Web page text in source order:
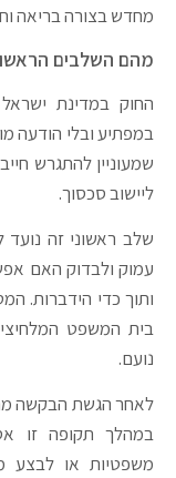
מחדש בצורה בריאה
מהם השלבים
החוק במדינת
במפתיע ובלי הודעה
שמעוניין להתגרש
ליישוב סכסוך.
שלב ראשוני זה נועד
עמוק ולבדוק האם
ותוך כדי הידברות.
בית המשפט
נועם.
לאחר הגשת הבקשה
במהלך תקופה זו
משפטיות או לבצע